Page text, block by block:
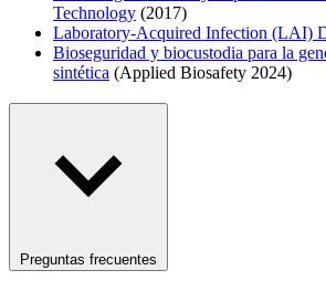
Technology (2017)
Laboratory-Acquired Infection (LAI)
Bioseguridad y biocustodia para la
sintética (Applied Biosafety 2024)
Preguntas frecuentes